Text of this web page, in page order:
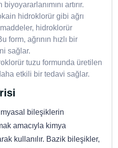
artırır.
hidroklorür gibi ağrı
hidroklorür
form, ağrının hızlı bir
sağlar.
tuzu formunda üretilen
etkili bir tedavi sağlar.
bileşiklerin
amacıyla kimya
kullanılır. Bazik bileşikler,